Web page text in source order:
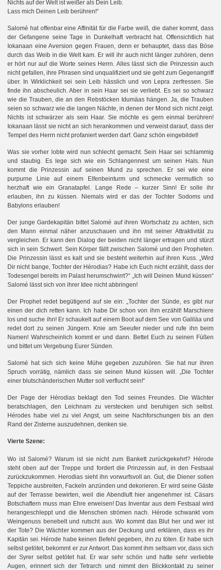
Nichts auf der Welt ist weißer als Dein Leib.
Lass mich Deinen Leib berühren!“
Salomé hat offenbar eine Affinität für die Farbe weiß, die daher kommt, dass
der Gefangene seine Tage in Dunkelhaft verbracht hat. Offensichtlich hat
Iokanaan eine Aversion gegen Frauen, denn er behauptet, dass das Böse
durch das Weib in die Welt kam. Er will ihr auch nicht länger zuhören, denn
er hört nur auf die Worte seines Herrn. Alles lässt sich die Prinzessin auch
nicht gefallen, ihre Phrasen sind unqualifiziert und sie geht zum Gegenangriff
über. In Wirklichkeit sei sein Leib hässlich und von Lepra zerfressen. Sie
finde ihn abscheulich. Aber in sein Haar sei sie verliebt. Es sei so schwarz
wie die Trauben, die an den Rebstöcken Idumäas hängen. Ja, die Trauben
seien so schwarz wie die langen Nächte, in denen der Mond sich nicht zeigt.
Nichts ist schwärzer als sein Haar. Sie möchte es gern einmal berühren!
Iokanaan lässt sie nicht an sich herankommen und verweist darauf, dass der
Tempel des Herrn nicht profaniert werden darf. Ganz schön eingebildet!
Was sie vorher lobte wird nun schlecht gemacht. Sein Haar sei schlammig
und staubig. Es lege sich wie ein Schlangennest um seinen Hals. Nun
kommt die Prinzessin auf seinen Mund zu sprechen. Er sei wie eine
purpurne Linie auf einem Elfenbeinturm und schmecke vermutlich so
herzhaft wie ein Granatapfel. Lange Rede – kurzer Sinn! Er solle ihr
erlauben, ihn zu küssen. Niemals wird er das der Tochter Sodoms und
Babylons erlauben!
Der junge Gardekapitän bittet Salomé auf ihren Wortschatz zu achten, sich
den Mann einmal näher anzuschauen und ihn mit seiner Attraktivität zu
vergleichen. Er kann den Dialog der beiden nicht länger ertragen und stürzt
sich in sein Schwert. Sein Körper fällt zwischen Salomé und den Propheten.
Die Prinzessin lässt es kalt und sie besteht weiterhin auf ihren Kuss. „Wird
Dir nicht bange, Tochter der Hérodias? Habe ich Euch nicht erzählt, dass der
Todesengel bereits im Palast herumschwirrt?“ „Ich will Deinen Mund küssen“
Salomé lässt sich von ihrer Idee nicht abbringen!
Der Prophet redet begütigend auf sie ein: „Tochter der Sünde, es gibt nur
einen der dich retten kann. Ich habe Dir schon von ihm erzählt! Marschiere
los und suche ihn! Er schaukelt auf einem Boot auf dem See von Galiläa und
redet dort zu seinen Jüngern. Knie am Seeufer nieder und rufe ihn beim
Namen! Wahrscheinlich kommt er und dann. Bettet Euch zu seinen Füßen
und bittet um Vergebung Eurer Sünden.
Salomé hat sich sich keine Mühe gegeben zuzuhören. Sie hat nur ihren
Spruch vorrätig, nämlich dass sie seinen Mund küssen will. „Die Tochter
einer blutschänderischen Mutter soll verflucht sein!“
Der Page der Hérodias beklagt den Tod seines Freundes. Die Wächter
beratschlagen, den Leichnam zu verstecken und beruhigen sich selbst.
Hérodes habe viel zu viel Angst, um seine Nachforschungen bis an den
Rand der Zisterne auszudehnen, denken sie.
Vierte Szene:
Wo ist Salomé? Warum ist sie nicht zum Bankett zurückgekehrt? Hérode
steht oben auf der Treppe und fordert die Prinzessin auf, in den Festsaal
zurückzukommen. Herodias sieht ihn vorwurfsvoll an. Gut, die Diener sollen
Teppiche ausbreiten, Fackeln anzünden und dekorieren. Er wird seine Gäste
auf der Terrasse bewirten, weil die Abendluft hier angenehmer ist. Cäsars
Botschaftern muss man Ehre erweisen! Das Inventar aus dem Festsaal wird
herangeschleppt und die Menschen strömen nach. Hérode schwankt vom
Weingenuss benebelt und rutscht aus. Wo kommt das Blut her und wer ist
der Tote? Die Wächter kommen aus der Deckung und erklären, dass es ihr
Kapitän sei. Hérode habe keinen Befehl gegeben, ihn zu töten. Er habe sich
selbst getötet, bekommt er zur Antwort. Das kommt ihm seltsam vor, dass sich
der Syrer selbst getötet hat. Er war sehr schön und hatte sehr verliebte
Augen, erinnert sich der Tetrarch und nimmt den Blickkontakt zu seiner